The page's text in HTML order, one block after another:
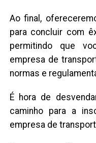
Ao final,
para concluir com
permitindo que
empresa de
normas e
É hora de
caminho para a
empresa de